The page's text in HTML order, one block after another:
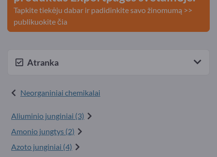
Tapkite tiekėju dabar ir padidinkite savo žinomumą >>
publikuokite čia
Atranka
Neorganiniai chemikalai
Aliuminio junginiai (3)
Amonio jungtys (2)
Azoto junginiai (4)